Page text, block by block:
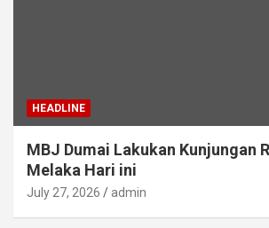
HEADLINE
MBJ Dumai Lakukan Kunjungan
Melaka Hari ini
July 27, 2026 admin